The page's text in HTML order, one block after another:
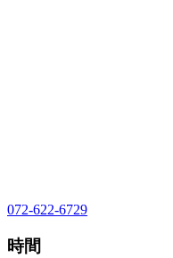
072-622-6729
時間